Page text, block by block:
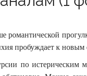
романтической
пробуждает к
по истерическим